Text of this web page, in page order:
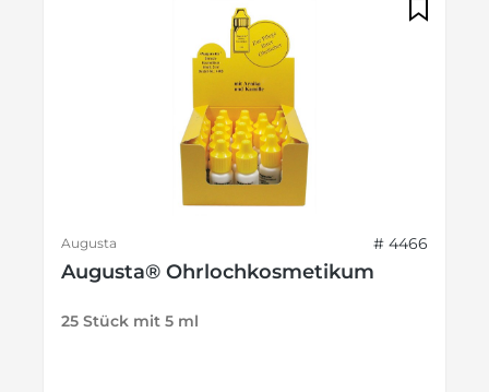
Augusta # 4466
Augusta® Ohrlochkosmetikum
25 Stück mit 5 ml